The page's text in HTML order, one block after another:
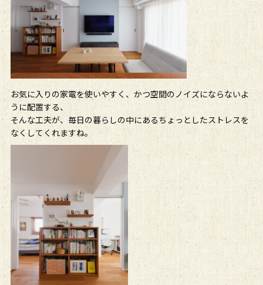
お気に入りの家電を使いやすく、かつ空間のノイズにならないよ
うに配置する、
そんな工夫が、毎日の暮らしの中にあるちょっとしたストレスを
なくしてくれますね。